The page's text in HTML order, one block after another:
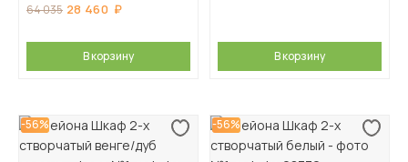
64 035 28 460
В корзину В корзину
-56% -56%